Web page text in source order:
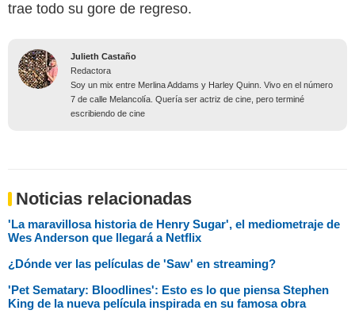
trae todo su gore de regreso.
Julieth Castaño
Redactora
Soy un mix entre Merlina Addams y Harley Quinn. Vivo en el número
7 de calle Melancolía. Quería ser actriz de cine, pero terminé
escribiendo de cine
Noticias relacionadas
'La maravillosa historia de Henry Sugar', el mediometraje de
Wes Anderson que llegará a Netflix
¿Dónde ver las películas de 'Saw' en streaming?
'Pet Sematary: Bloodlines': Esto es lo que piensa Stephen
King de la nueva película inspirada en su famosa obra